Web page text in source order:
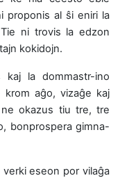
proponis al ŝi eniri la
ni trovis la edzon
kokidojn.
la dommastr-ino
krom aĝo, vizaĝe kaj
okazus tiu tre, tre
bonprospera gimna-
eseon por vilaĝa